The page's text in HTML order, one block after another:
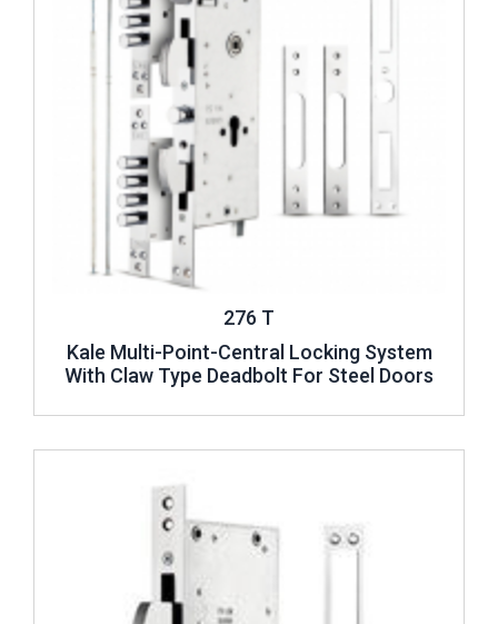
276 T
Kale Multi-Point-Central Locking System
With Claw Type Deadbolt For Steel Doors